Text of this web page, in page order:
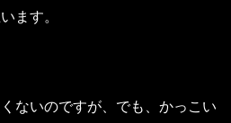
ます。
ないのですが、でも、かっこい